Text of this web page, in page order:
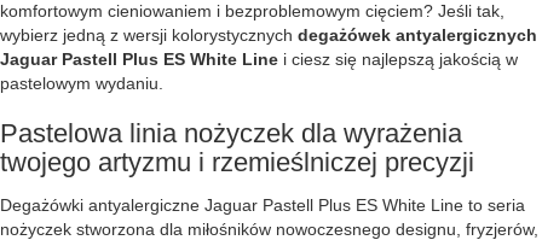
komfortowym cieniowaniem i bezproblemowym cięciem? Jeśli tak,
wybierz jedną z wersji kolorystycznych degażówek antyalergicznych
Jaguar Pastell Plus ES White Line i ciesz się najlepszą jakością w
pastelowym wydaniu.
Pastelowa linia nożyczek dla wyrażenia
twojego artyzmu i rzemieślniczej precyzji
Degażówki antyalergiczne Jaguar Pastell Plus ES White Line to seria
nożyczek stworzona dla miłośników nowoczesnego designu, fryzjerów,